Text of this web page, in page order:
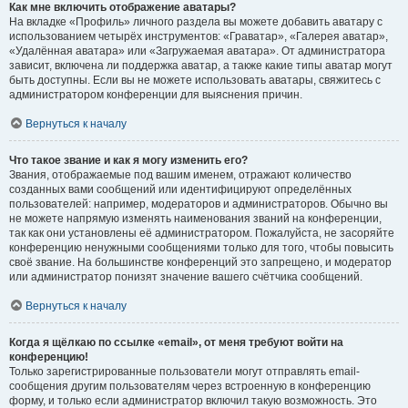
Как мне включить отображение аватары?
На вкладке «Профиль» личного раздела вы можете добавить аватару с
использованием четырёх инструментов: «Граватар», «Галерея аватар»,
«Удалённая аватара» или «Загружаемая аватара». От администратора
зависит, включена ли поддержка аватар, а также какие типы аватар могут
быть доступны. Если вы не можете использовать аватары, свяжитесь с
администратором конференции для выяснения причин.
Вернуться к началу
Что такое звание и как я могу изменить его?
Звания, отображаемые под вашим именем, отражают количество
созданных вами сообщений или идентифицируют определённых
пользователей: например, модераторов и администраторов. Обычно вы
не можете напрямую изменять наименования званий на конференции,
так как они установлены её администратором. Пожалуйста, не засоряйте
конференцию ненужными сообщениями только для того, чтобы повысить
своё звание. На большинстве конференций это запрещено, и модератор
или администратор понизят значение вашего счётчика сообщений.
Вернуться к началу
Когда я щёлкаю по ссылке «email», от меня требуют войти на
конференцию!
Только зарегистрированные пользователи могут отправлять email-
сообщения другим пользователям через встроенную в конференцию
форму, и только если администратор включил такую возможность. Это